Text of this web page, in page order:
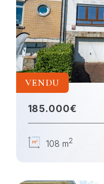
VENDU
185.000€
108 m2